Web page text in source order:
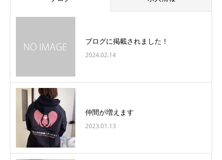
ブログに掲載されました！
2024.02.14
仲間が増えます
2023.01.13